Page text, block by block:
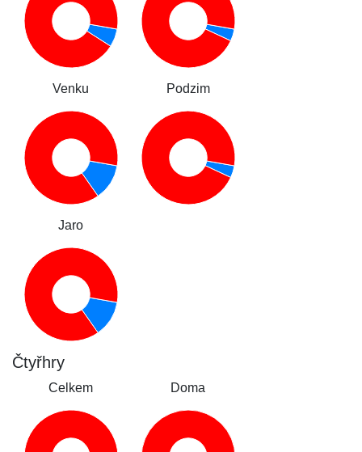
Venku Podzim
Jaro
Čtyřhry
Celkem Doma